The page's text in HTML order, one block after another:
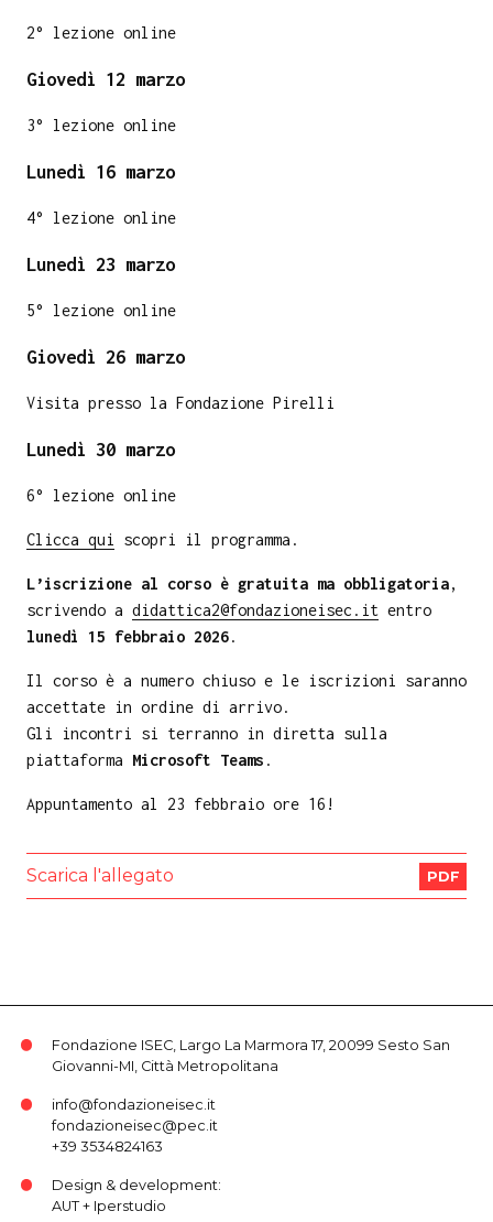
2° lezione online
Giovedì 12 marzo
3° lezione online
Lunedì 16 marzo
4° lezione online
Lunedì 23 marzo
5° lezione online
Giovedì 26 marzo
Visita presso la Fondazione Pirelli
Lunedì 30 marzo
6° lezione online
Clicca qui scopri il programma.
L’iscrizione al corso è gratuita ma obbligatoria,
scrivendo a didattica2@fondazioneisec.it entro
lunedì 15 febbraio 2026.
Il corso è a numero chiuso e le iscrizioni saranno
accettate in ordine di arrivo.
Gli incontri si terranno in diretta sulla
piattaforma Microsoft Teams .
Appuntamento al 23 febbraio ore 16!
Scarica l'allegato PDF
Fondazione ISEC, Largo La Marmora 17, 20099 Sesto San
Giovanni-MI, Città Metropolitana
info@fondazioneisec.it
fondazioneisec@pec.it
+39 3534824163
Design & development:
AUT+ Iperstudio